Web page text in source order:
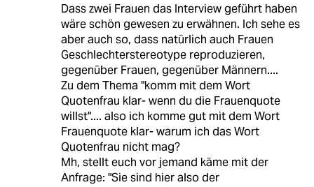
Dass zwei Frauen das Interview geführt haben
wäre schön gewesen zu erwähnen. Ich sehe es
aber auch so, dass natürlich auch Frauen
Geschlechterstereotype reproduzieren,
gegenüber Frauen, gegenüber Männern....
Zu dem Thema "komm mit dem Wort
Quotenfrau klar- wenn du die Frauenquote
willst".... also ich komme gut mit dem Wort
Frauenquote klar- warum ich das Wort
Quotenfrau nicht mag?
Mh, stellt euch vor jemand käme mit der
Anfrage: "Sie sind hier also der